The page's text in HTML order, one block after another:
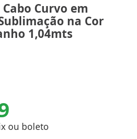
Curvo em
na Cor
1,04mts
ou boleto